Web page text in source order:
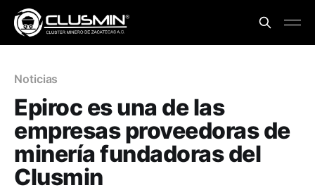
Noticias
Epiroc es una de las
empresas proveedoras de
minería fundadoras del
Clusmin